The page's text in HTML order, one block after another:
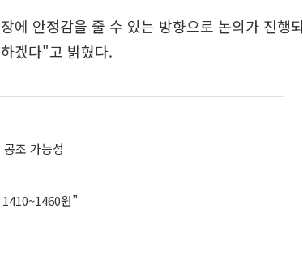
에 안정감을 줄 수 있는 방향으로 논의가 진행되
겠다"고 밝혔다.
조 가능성
원”